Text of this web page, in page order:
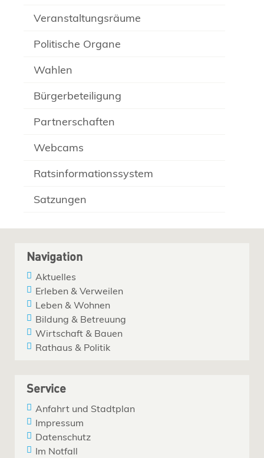
Veranstaltungsräume
Politische Organe
Wahlen
Bürgerbeteiligung
Partnerschaften
Webcams
Ratsinformationssystem
Satzungen
Navigation
Aktuelles
Erleben & Verweilen
Leben & Wohnen
Bildung & Betreuung
Wirtschaft & Bauen
Rathaus & Politik
Service
Anfahrt und Stadtplan
Impressum
Datenschutz
Im Notfall